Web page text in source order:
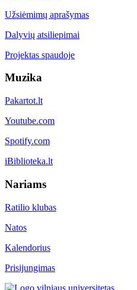
Užsiėmimų aprašymas
Dalyvių atsiliepimai
Projektas spaudoje
Muzika
Pakartot.lt
Youtube.com
Spotify.com
iBiblioteka.lt
Nariams
Ratilio klubas
Natos
Kalendorius
Prisijungimas